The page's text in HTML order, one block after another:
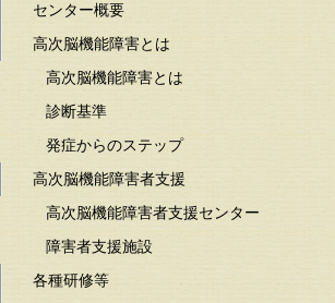
センター概要
高次脳機能障害とは
高次脳機能障害とは
診断基準
発症からのステップ
高次脳機能障害者支援
高次脳機能障害者支援センター
障害者支援施設
各種研修等